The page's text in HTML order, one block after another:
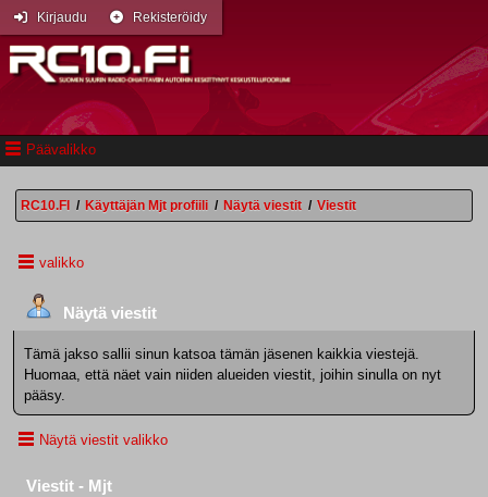
Päävalikko
Kirjaudu Rekisteröidy
RC10.FI / Käyttäjän Mjt profiili / Näytä viestit / Viestit
valikko
Näytä viestit
Tämä jakso sallii sinun katsoa tämän jäsenen kaikkia viestejä.
Huomaa, että näet vain niiden alueiden viestit, joihin sinulla on nyt
pääsy.
Näytä viestit valikko
Viestit - Mjt